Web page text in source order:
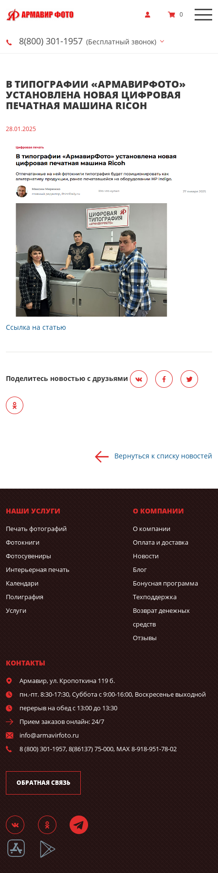
8(800) 301-1957 (Бесплатный звонок)
0
В ТИПОГРАФИИ «АРМАВИРФОТО»
УСТАНОВЛЕНА НОВАЯ ЦИФРОВАЯ
ПЕЧАТНАЯ МАШИНА RICOH
28.01.2025
Ссылка на статью
Поделитесь новостью с друзьями
Вернуться к списку новостей
НАШИ УСЛУГИ
Печать фотографий
Фотокниги
Фотосувениры
Интерьерная печать
Календари
Полиграфия
Услуги
О КОМПАНИИ
О компании
Оплата и доставка
Новости
Блог
Бонусная программа
Техподдержка
Возврат денежных
средств
Отзывы
КОНТАКТЫ
Армавир,ул. Кропоткина 119 б.
пн.-пт. 8:30-17:30, Суббота с 9:00-16:00, Воскресенье выходной
перерыв на обед с 13:00 до 13:30
Прием заказов онлайн: 24/7
info@armavirfoto.ru
8 (800) 301-1957, 8(86137) 75-000, MAX 8-918-951-78-02
ОБРАТНАЯ СВЯЗЬ